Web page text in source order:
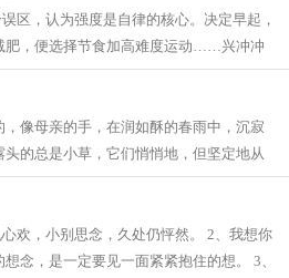
区，认为强度是自律的核心。决定早起，
肥，便选择节食加高难度运动……兴冲冲
已有...
像母亲的手，在润如酥的春雨中，沉寂
的总是小草，它们悄悄地，但坚定地从
色，充...
欢，小别思念，久处仍怦然。 2、我想你
念，是一定要见一面紧紧抱住的想。 3、